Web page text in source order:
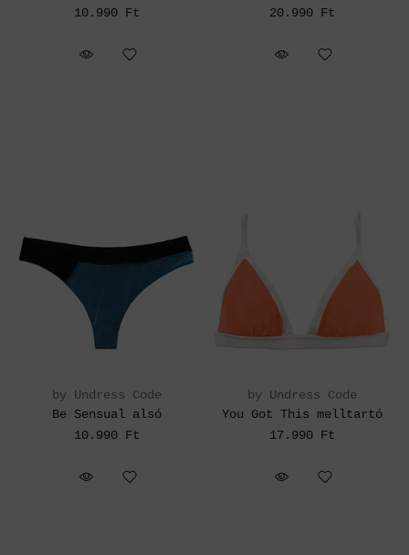
10.990 Ft
20.990 Ft
by Undress Code
Be Sensual alsó
10.990 Ft
by Undress Code
You Got This melltartó
17.990 Ft